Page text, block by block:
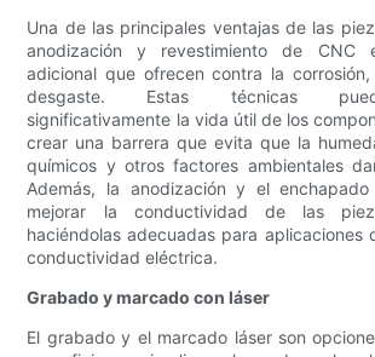
Una de las principales ventajas de las
anodización y revestimiento de CNC
adicional que ofrecen contra la
desgaste. Estas técnicas
significativamente la vida útil de los
crear una barrera que evita que la
químicos y otros factores ambientales
Además, la anodización y el
mejorar la conductividad de las
haciéndolas adecuadas para aplicaciones
conductividad eléctrica.
Grabado y marcado con láser
El grabado y el marcado láser son